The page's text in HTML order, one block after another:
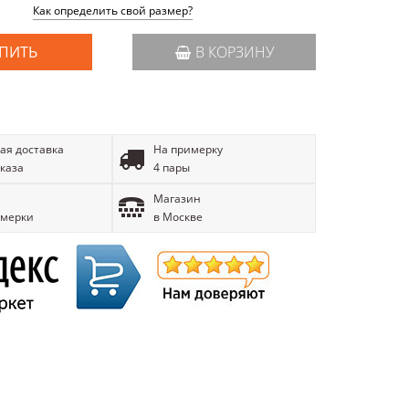
Как определить свой размер?
В КОРЗИНУ
доставка
На примерку
4 пары
Магазин
в Москве